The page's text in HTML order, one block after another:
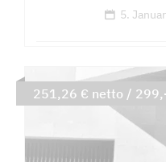
5.
251,26 € netto /